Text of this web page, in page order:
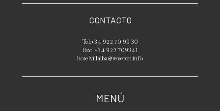
CONTACTO
Tel:+34 922 70 99 30
Fax: +34 922 709341
hotelvillalba@reveron.info
MENÚ